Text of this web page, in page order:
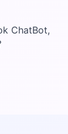
ChatBot,